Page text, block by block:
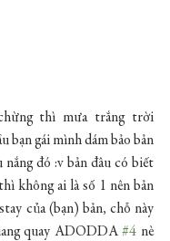
thì mưa trắng trời
bạn gái mình dám bảo bản
đó :v bản đâu có biết
không ai là số 1 nên bản
của (bạn) bản, chỗ này
quay ADODDA #4 nè